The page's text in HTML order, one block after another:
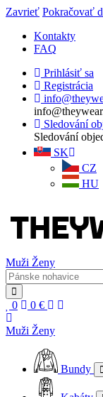
Zavrieť Pokračovať
Kontakty
FAQ
Prihlásiť sa
Registrácia
Sledování
Sledování
SK
CZ
HU
Muži Ženy
0 0 €
Muži Ženy
Bundy